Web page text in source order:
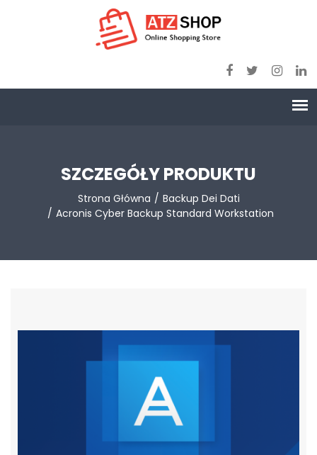
SZCZEGÓŁY PRODUKTU
Strona Główna
Backup Dei Dati
Acronis Cyber Backup Standard Workstation